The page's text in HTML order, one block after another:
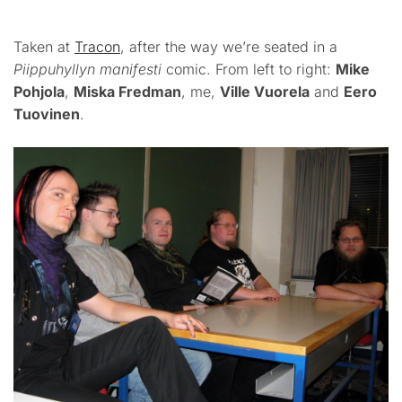
Taken at Tracon, after the way we’re seated in a
Piippuhyllyn manifesti comic. From left to right: Mike
Pohjola, Miska Fredman, me, Ville Vuorela and Eero
Tuovinen.